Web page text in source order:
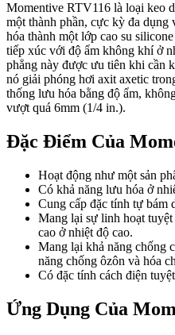
Momentive RTV116 là loại keo
một thành phần, cực kỳ đa dụng
hóa thành một lớp cao su
tiếp xúc với độ ẩm không khí ở
phẳng này được ưu tiên khi cần
nó giải phóng hơi axit axetic
thống lưu hóa bằng độ ẩm,
vượt quá 6mm (1/4 in.).
Đặc Điểm Của
Hoạt động như một sản
Có khả năng lưu hóa ở
Cung cấp đặc tính tự bám
Mang lại sự linh hoạt
cao ở nhiệt độ cao.
Mang lại khả năng chống
năng chống ôzôn và hóa
Có đặc tính cách điện
Ứng Dụng Của